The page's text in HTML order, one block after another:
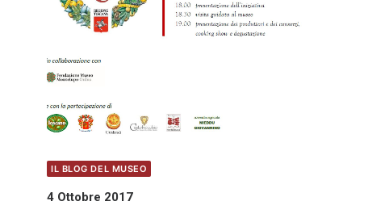
IL BLOG DEL MUSEO
4 Ottobre 2017